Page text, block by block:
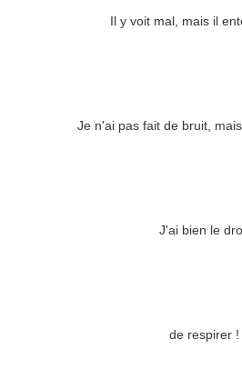
Il y voit mal, mais il
Je n'ai pas fait de bruit,
J'ai bien le
de respirer !